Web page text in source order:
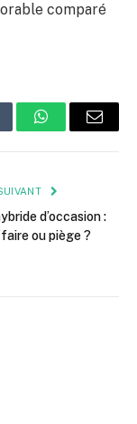
comparé
WhatsApp
E-
d’occasion :
ou piège ?